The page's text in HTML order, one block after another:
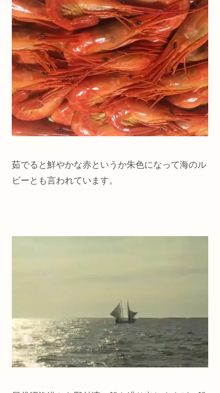
茹でると鮮やかな赤というか朱色になって海のル
ビーとも言われています。